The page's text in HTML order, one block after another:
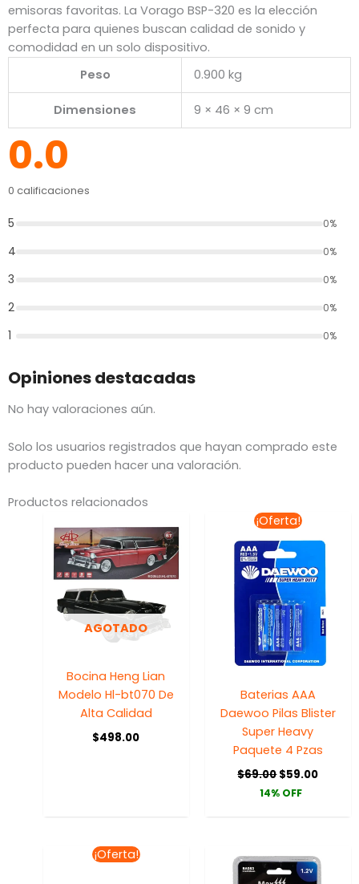
emisoras favoritas. La Vorago BSP-320 es la elección
perfecta para quienes buscan calidad de sonido y
comodidad en un solo dispositivo.
Peso
0.900 kg
Dimensiones 9 × 46 × 9 cm
0.0
0 calificaciones
5 0%
4 0%
3 0%
2 0%
1 0%
Opiniones destacadas
No hay valoraciones aún.
Solo los usuarios registrados que hayan comprado este
producto pueden hacer una valoración.
Productos relacionados
AGOTADO
Bocina Heng Lian
Modelo Hl-bt070 De
Alta Calidad
$498.00
¡Oferta!
Baterias AAA
Daewoo Pilas Blister
Super Heavy
Paquete 4 Pzas
$69.00
El
precio
original
era:
$69.00.
$59.00
actual
14% OFF
¡Oferta!
El
precio